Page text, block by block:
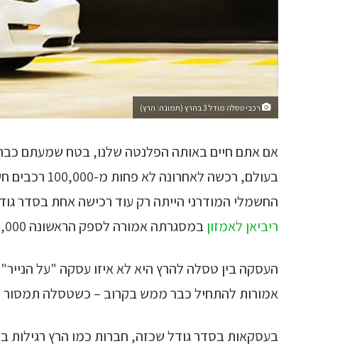
רכבי טסלה מודל 3 בהרץ (תמונה: הרץ)
בעולם, רכשה לאחרונה לא פחות מ-100,000 רכבים חשמליים מתוצרת
החשמלי המודרני הייתה רק עוד רכישה אחת בסדר
ריביאן לאמזוןבמסגרתה אמורה לספק הראשונה 100,000 רכבים מסחריים חשמליים לשנייה.
העסקה בין טסלה להרץ היא לא איזו עסקה "על
אמורות להתחיל כבר ממש בקרוב – כשטסלה תמסור להרץ 100,000 רכבים בתוך כ-14
בעסקאות בסדר גודל שכזה, חברות כמו הרץ